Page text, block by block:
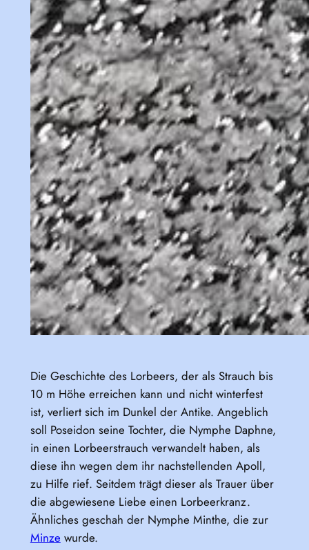
Die Geschichte des Lorbeers, der als Strauch bis
10 m Höhe erreichen kann und nicht winterfest
ist, verliert sich im Dunkel der Antike. Angeblich
soll Poseidon seine Tochter, die Nymphe Daphne,
in einen Lorbeerstrauch verwandelt haben, als
diese ihn wegen dem ihr nachstellenden Apoll,
zu Hilfe rief. Seitdem trägt dieser als Trauer über
die abgewiesene Liebe einen Lorbeerkranz.
Ähnliches geschah der Nymphe Minthe, die zur
Minze wurde.